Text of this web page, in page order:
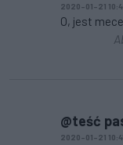
2020-01-21
O, jest
@teść
2020-01-21